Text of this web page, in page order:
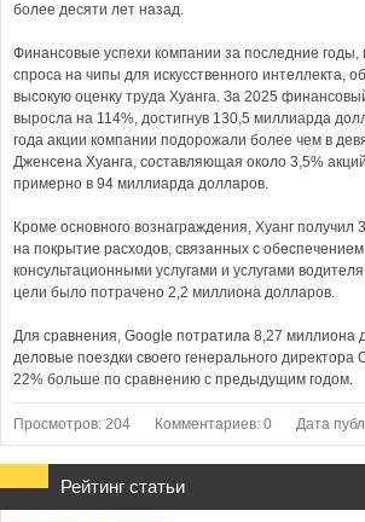
более десяти лет назад.
Финансовые успехи компании за последние годы,
спроса на чипы для искусственного интеллекта,
высокую оценку труда Хуанга. За 2025
выросла на 114%, достигнув 130,5 миллиарда
года акции компании подорожали более чем в
Дженсена Хуанга, составляющая около 3,5%
примерно в 94 миллиарда долларов.
Кроме основного вознаграждения, Хуанг
на покрытие расходов, связанных с
консультационными услугами и услугами
цели было потрачено 2,2 миллиона долларов.
Для сравнения, Google потратила 8,27 миллиона
деловые поездки своего генерального
22% больше по сравнению с предыдущим годом.
Просмотров: 204 Комментариев: 0 Дата
Рейтинг статьи